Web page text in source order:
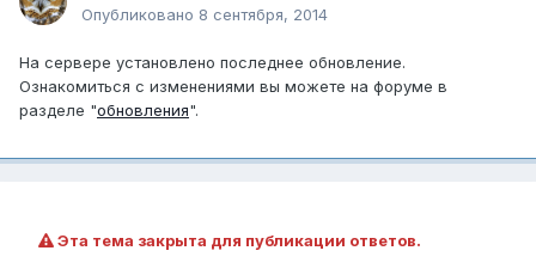
Опубликовано 8 сентября, 2014
На сервере установлено последнее обновление.
Ознакомиться с изменениями вы можете на форуме в
разделе "обновления".
Эта тема закрыта для публикации ответов.